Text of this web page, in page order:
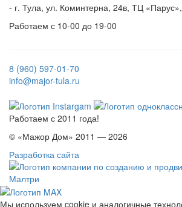
- г. Тула, ул. Коминтерна, 24в, ТЦ
Работаем с 10-00 до 19-00
8 (960) 597-01-70
info@major-tula.ru
Работаем с 2011 года!
© «Мажор Дом» 2011 — 2026
Разработка сайта
Мы используем cookie и аналогичные